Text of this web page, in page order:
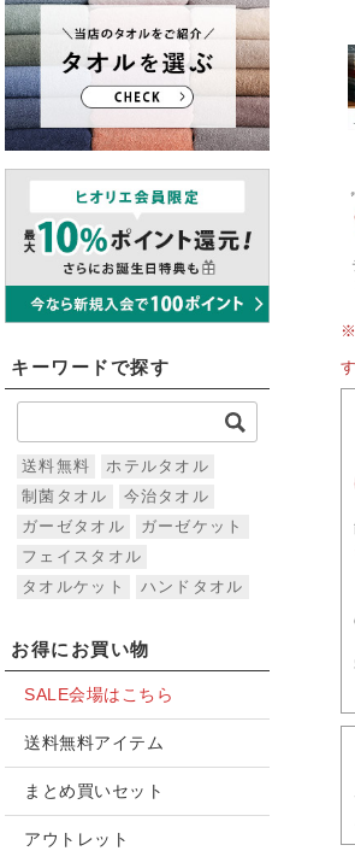
キーワードで探す
送料無料
ホテルタオル
制菌タオル
今治タオル
ガーゼタオル
ガーゼケット
フェイスタオル
タオルケット
ハンドタオル
お得にお買い物
SALE会場はこちら
送料無料アイテム
まとめ買いセット
アウトレット
※